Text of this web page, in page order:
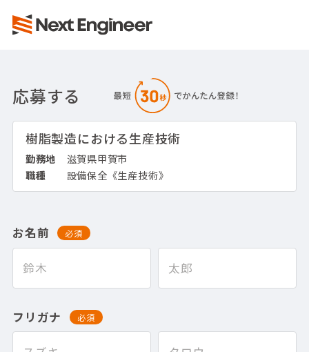
応募する
樹脂製造における生産技術
勤務地
滋賀県甲賀市
職種
設備保全《生産技術》
お名前 必須
フリガナ 必須